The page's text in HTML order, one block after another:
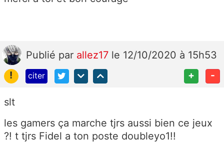
Publié par allez17 le 12/10/2020 à 15h53
!
citer + -
slt
les gamers ça marche tjrs aussi bien ce jeux
?! t tjrs Fidel a ton poste doubleyo1!!